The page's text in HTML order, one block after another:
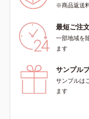
※商品返送
最短ご注
一部地域を
ます
サンプル
サンプルは
ます